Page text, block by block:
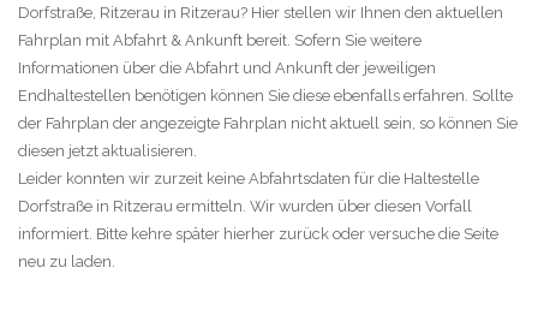
Dorfstraße, Ritzerau in Ritzerau? Hier stellen wir Ihnen den aktuellen
Fahrplan mit Abfahrt & Ankunft bereit. Sofern Sie weitere
Informationen über die Abfahrt und Ankunft der jeweiligen
Endhaltestellen benötigen können Sie diese ebenfalls erfahren. Sollte
der Fahrplan der angezeigte Fahrplan nicht aktuell sein, so können Sie
diesen jetzt aktualisieren.
Leider konnten wir zurzeit keine Abfahrtsdaten für die Haltestelle
Dorfstraße in Ritzerau ermitteln. Wir wurden über diesen Vorfall
informiert. Bitte kehre später hierher zurück oder versuche die Seite
neu zu laden.